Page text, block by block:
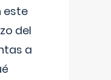
este
del
a